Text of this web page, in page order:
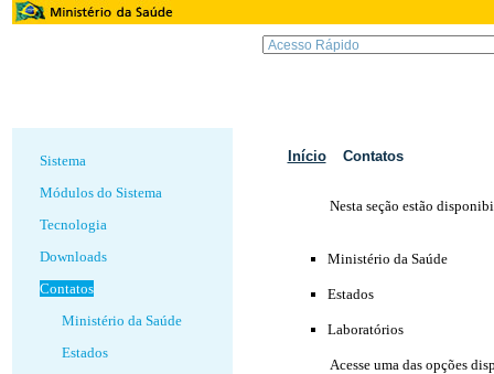
Sistema
Módulos do Sistema
Tecnologia
Downloads
Contatos
Ministério da Saúde
Estados
Início Contatos
Nesta seção estão
Ministério da Saúde
Estados
Laboratórios
Acesse uma das opções